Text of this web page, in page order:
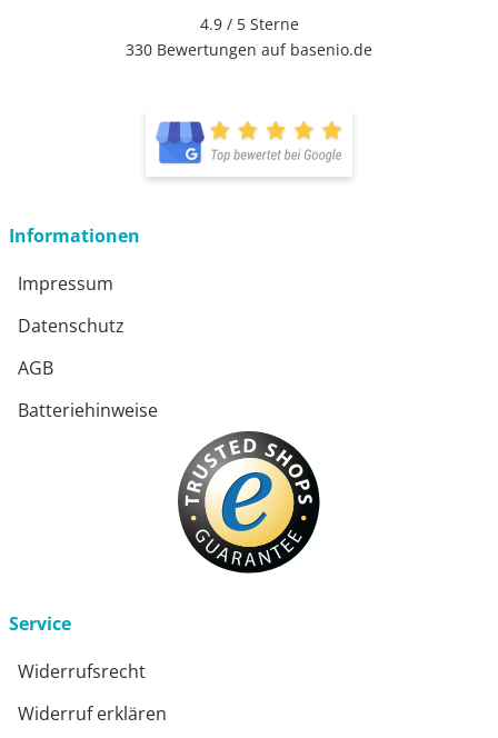
4.9 / 5Sterne
330 Bewertungen auf basenio.de
öffnet in neuem Fenster
Informationen
Impressum
Datenschutz
AGB
Batteriehinweise
Service
Widerrufsrecht
Widerruf erklären